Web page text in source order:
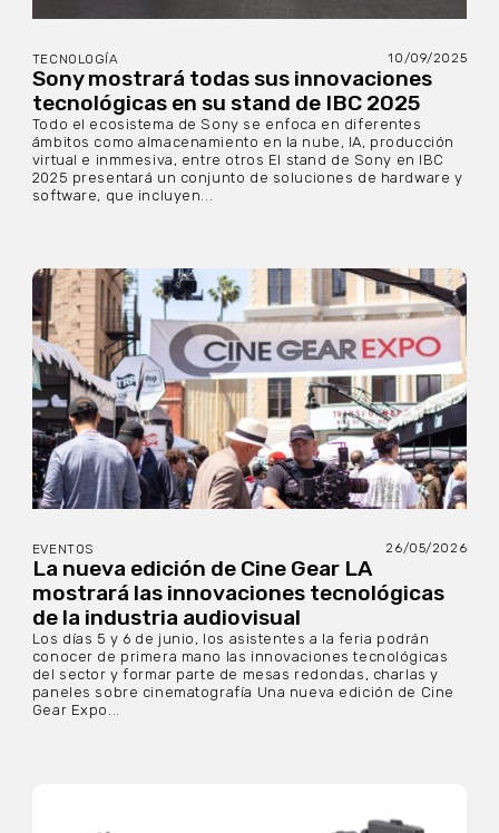
TECNOLOGÍA 10/09/2025
Sony mostrará todas sus innovaciones
tecnológicas en su stand de IBC 2025
Todo el ecosistema de Sony se enfoca en diferentes
ámbitos como almacenamiento en la nube, IA, producción
virtual e inmmesiva, entre otros El stand de Sony en IBC
2025 presentará un conjunto de soluciones de hardware y
software, que incluyen...
EVENTOS 26/05/2026
La nueva edición de Cine Gear LA
mostrará las innovaciones tecnológicas
de la industria audiovisual
Los días 5 y 6 de junio, los asistentes a la feria podrán
conocer de primera mano las innovaciones tecnológicas
del sector y formar parte de mesas redondas, charlas y
paneles sobre cinematografía Una nueva edición de Cine
Gear Expo...